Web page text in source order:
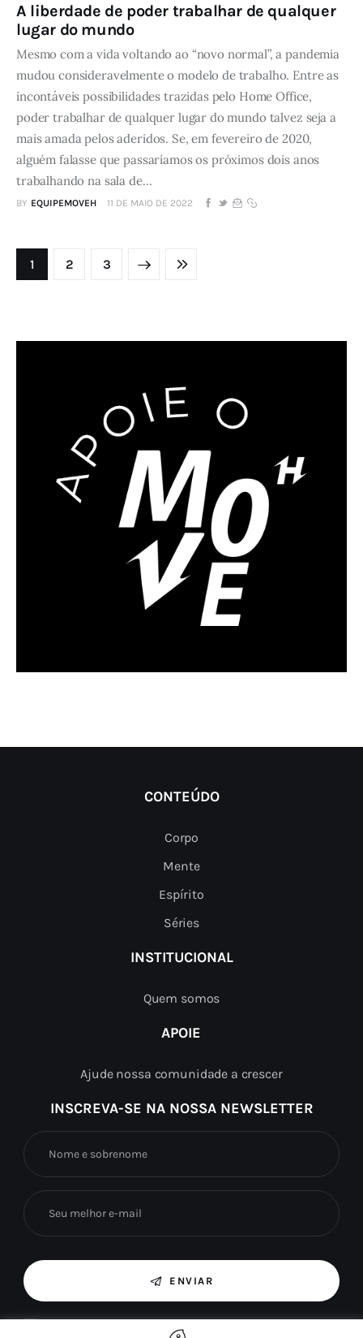
A liberdade de poder trabalhar de qualquer
lugar do mundo
Mesmo com a vida voltando ao “novo normal”, a pandemia
mudou consideravelmente o modelo de trabalho. Entre as
incontáveis possibilidades trazidas pelo Home Office,
poder trabalhar de qualquer lugar do mundo talvez seja a
mais amada pelos aderidos. Se, em fevereiro de 2020,
alguém falasse que passaríamos os próximos dois anos
trabalhando na sala de…
BY EQUIPEMOVEH 11 DE MAIO DE 2022
1 2 3
NEXT LAST
CONTEÚDO
Corpo
Mente
Espírito
Séries
INSTITUCIONAL
Quem somos
APOIE
Ajude nossa comunidade a crescer
INSCREVA-SE NA NOSSA NEWSLETTER
ENVIAR